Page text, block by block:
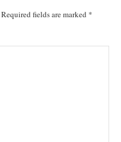
Required fields are marked *